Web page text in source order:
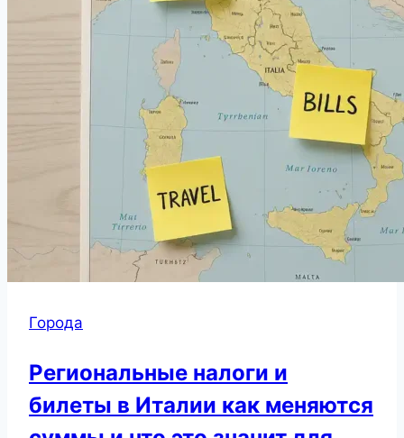
Города
Региональные налоги и
билеты в Италии как меняются